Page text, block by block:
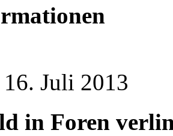
Juli 2013
in Foren